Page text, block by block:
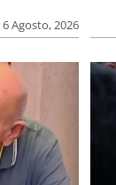
Agosto, 2026